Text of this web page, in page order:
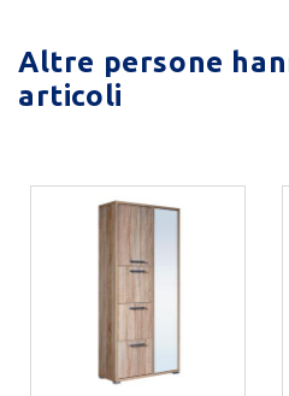
Altre persone
articoli